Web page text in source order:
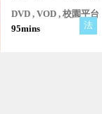
串警方未解謀殺案的小
鎮…
DVD , VOD , 校園平台
95mins
法